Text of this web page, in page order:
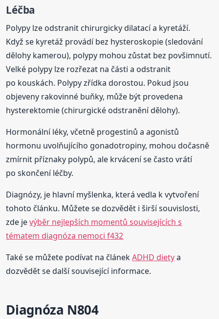
Léčba
Polypy lze odstranit chirurgicky dilatací a kyretáží.
Když se kyretáž provádí bez hysteroskopie (sledování
dělohy kamerou), polypy mohou zůstat bez povšimnutí.
Velké polypy lze rozřezat na části a odstranit
po kouskách. Polypy zřídka dorostou. Pokud jsou
objeveny rakovinné buňky, může být provedena
hysterektomie (chirurgické odstranění dělohy).
Hormonální léky, včetně progestinů a agonistů
hormonu uvolňujícího gonadotropiny, mohou dočasně
zmírnit příznaky polypů, ale krvácení se často vrátí
po skončení léčby.
Diagnózy, je hlavní myšlenka, která vedla k vytvoření
tohoto článku. Můžete se dozvědět i širší souvislosti,
zde jevýběr nejlepších momentů souvisejících s
tématem diagnóza nemoci f432
Také se můžete podívat na článekADHD dietya
dozvědět se další související informace.
Diagnóza N804